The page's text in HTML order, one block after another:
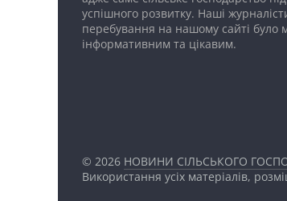
успішного розвитку. Наші
перебування на нашому сайті було
інформативним та цікавим.
© 2026 НОВИНИ СІЛЬСЬКОГО
Використання усіх матеріалів,